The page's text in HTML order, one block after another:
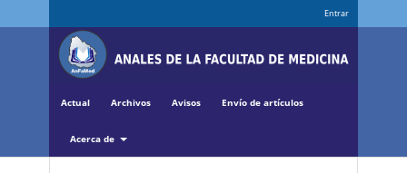
Actual Archivos Avisos Envío de artículos
Acerca de
Entrar